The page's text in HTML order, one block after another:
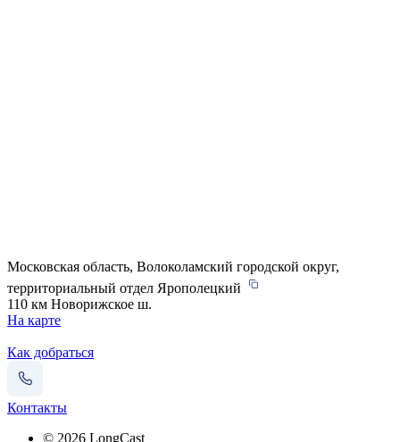
Московская область, Волоколамский городской округ,
территориальный отдел Ярополецкий
110 км Новорижское ш.
На карте
Как добраться
Контакты
© 2026 LongCast